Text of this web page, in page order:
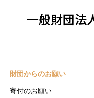
一般財団法
財団からのお願い
寄付のお願い